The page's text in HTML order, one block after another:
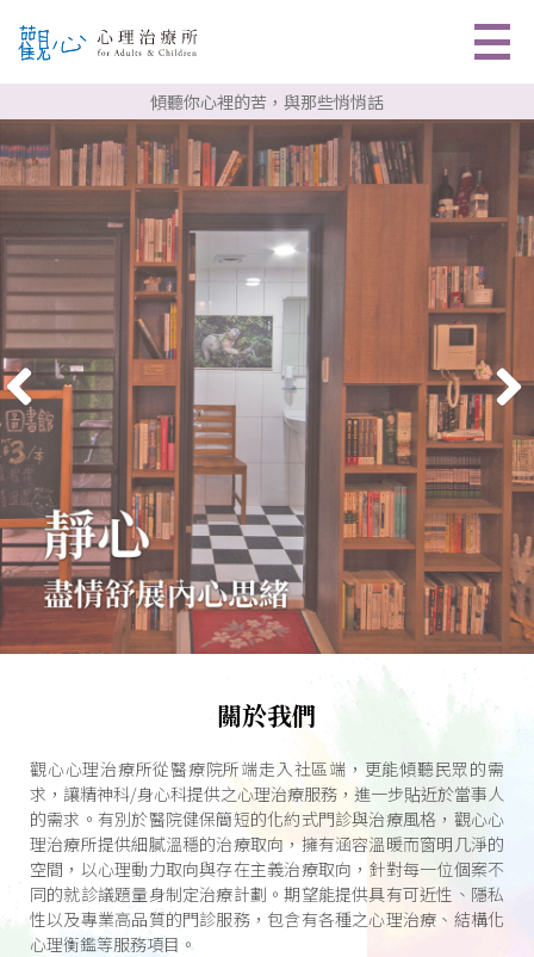
傾聽你心裡的苦，與那些悄悄話
關於我們
心理治療
心理師團隊
預約諮詢
聯絡資訊
專業文章
關於我們
觀心心理治療所從醫療院所端走入社區端，更能傾聽民眾的需
求，讓精神科/身心科提供之心理治療服務，進一步貼近於當事人
的需求。有別於醫院健保簡短的化約式門診與治療風格，觀心心
理治療所提供細膩溫穩的治療取向，擁有涵容溫暖而窗明几淨的
空間，以心理動力取向與存在主義治療取向，針對每一位個案不
同的就診議題量身制定治療計劃。期望能提供具有可近性、隱私
性以及專業高品質的門診服務，包含有各種之心理治療、結構化
心理衡鑑等服務項目。